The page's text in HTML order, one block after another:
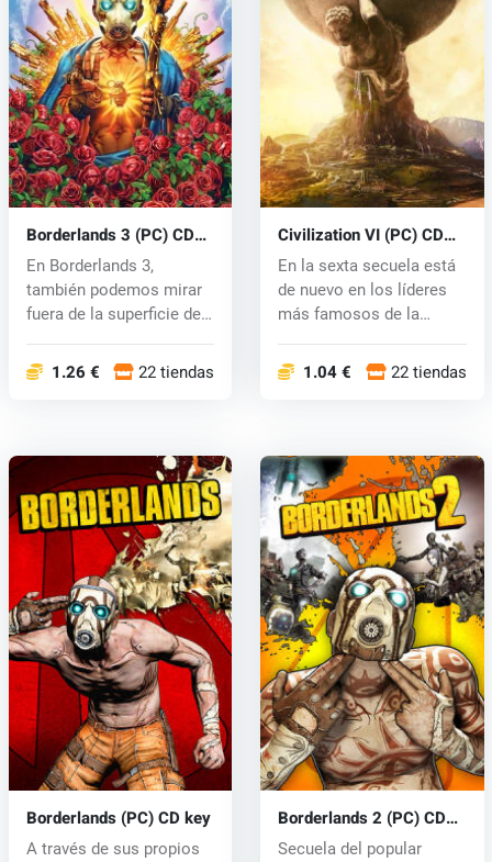
Borderlands 3 (PC) CD
key
En Borderlands 3,
también podemos mirar
fuera de la superficie de
1.26 € 22 tiendas
Civilization VI (PC) CD
key
En la sexta secuela está
de nuevo en los líderes
más famosos de la
1.04 € 22 tiendas
Borderlands (PC) CD key
A través de sus propios
Borderlands 2 (PC) CD
key
Secuela del popular